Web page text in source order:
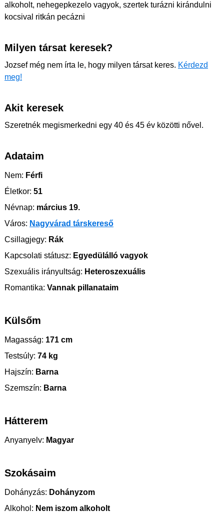
alkoholt, nehegepkezelo vagyok, szertek turázni kirándulni
kocsival ritkán pecázni
Milyen társat keresek?
Jozsef még nem írta le, hogy milyen társat keres. Kérdezd
meg!
Akit keresek
Szeretnék megismerkedni egy 40 és 45 év közötti nővel.
Adataim
Nem: Férfi
Életkor: 51
Névnap: március 19.
Város: Nagyvárad társkereső
Csillagjegy: Rák
Kapcsolati státusz: Egyedülálló vagyok
Szexuális irányultság: Heteroszexuális
Romantika: Vannak pillanataim
Külsőm
Magasság: 171 cm
Testsúly: 74 kg
Hajszín: Barna
Szemszín: Barna
Hátterem
Anyanyelv: Magyar
Szokásaim
Dohányzás: Dohányzom
Alkohol: Nem iszom alkoholt